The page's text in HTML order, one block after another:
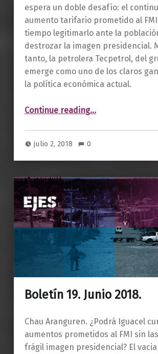
espera un doble desafío: el
aumento tarifario prometido al
tiempo legitimarlo ante la
destrozar la imagen presidencial.
tanto, la petrolera Tecpetrol, del
emerge como uno de los claros
la política económica actual.
Continue reading
“Boletín 20. Julio 2018.”
…
julio 2, 2018 0
Boletín 19. Junio 2018.
Chau Aranguren. ¿Podrá Iguacel
aumentos prometidos al FMI sin
frágil imagen presidencial? El